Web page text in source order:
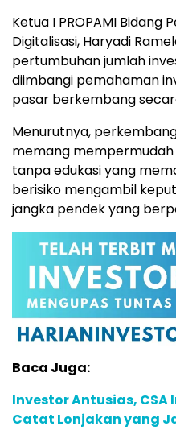
Ketua I PROPAMI Bidang
Digitalisasi, Haryadi
pertumbuhan jumlah
diimbangi pemahaman
pasar berkembang
Menurutnya,
memang
tanpa edukasi yang
berisiko mengambil
jangka pendek yang
Baca Juga:
Investor Antusias, CSA
Catat Lonjakan yang